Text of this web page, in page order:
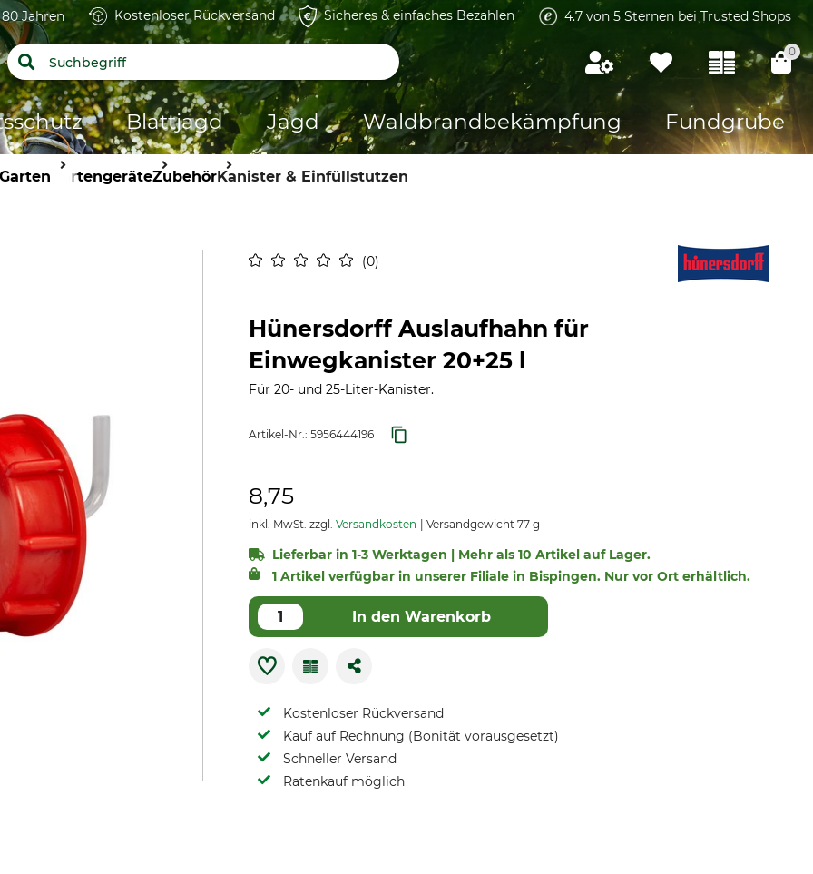
Jahren Kostenloser Rückversand Sicheres & einfaches Bezahlen 4.7 von 5 Sternen bei Trusted Shops
0
Blattjagd Jagd Waldbrandbekämpfung Fundgrube
GartengeräteZubehörKanister & Einfüllstutzen
0
Hünersdorff Auslaufhahn für
Einwegkanister 20+25 l
Für 20- und 25-Liter-Kanister.
Artikel-Nr.: 5956444196
8,75
inkl. MwSt. zzgl. Versandkosten Versandgewicht 77 g
Lieferbar in 1-3 Werktagen | Mehr als 10 Artikel auf Lager.
1 Artikel verfügbar in unserer Filiale in Bispingen. Nur vor Ort erhältlich.
In den Warenkorb
Kostenloser Rückversand
Kauf auf Rechnung (Bonität vorausgesetzt)
Schneller Versand
Ratenkauf möglich